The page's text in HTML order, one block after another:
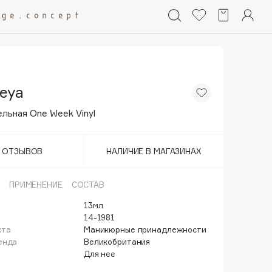
One Week Vinyl
ОТЗЫВОВ НАЛИЧИЕ В МАГАЗИНАХ
ПРИМЕНЕНИЕ СОСТАВ
13мл
14-1981
Маникюрные принадлежности
Великобритания
Для нее